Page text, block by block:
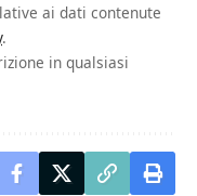
ai dati contenute
.
in qualsiasi